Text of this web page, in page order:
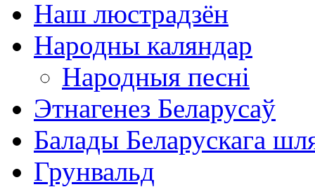
Наш люстрадзён
Народны каляндар
Народныя песні
Этнагенез Беларусаў
Балады Беларускага
Грунвальд